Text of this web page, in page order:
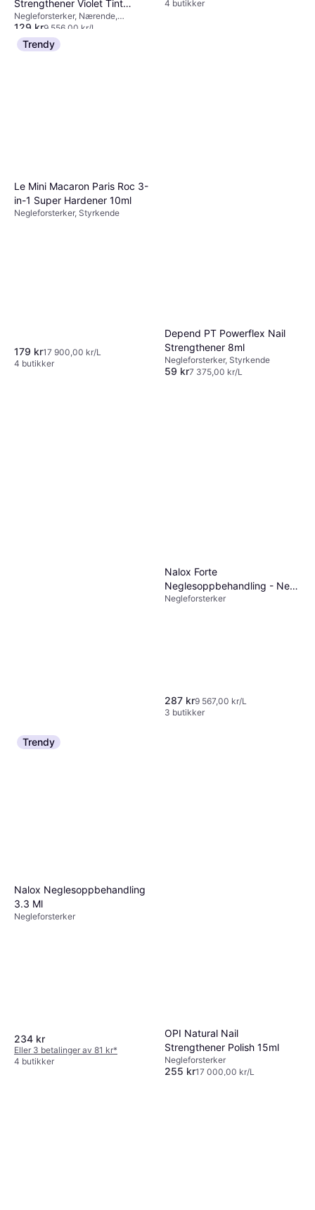
Strengthener Violet Tint
13.5ml
Negleforsterker, Nærende,
Styrkende
129 kr9 556,00 kr/L
9 butikker
4 butikker
Trendy
Le Mini Macaron Paris Roc 3-
in-1 Super Hardener 10ml
Negleforsterker, Styrkende
179 kr17 900,00 kr/L
4 butikker
Depend PT Powerflex Nail
Strengthener 8ml
Negleforsterker, Styrkende
59 kr7 375,00 kr/L
Nalox Forte
Neglesoppbehandling - New
30ml
Negleforsterker
287 kr9 567,00 kr/L
3 butikker
Trendy
Nalox Neglesoppbehandling
3.3 Ml
Negleforsterker
234 kr
Eller 3 betalinger av 81 kr*
4 butikker
OPI Natural Nail
Strengthener Polish 15ml
Negleforsterker
255 kr17 000,00 kr/L